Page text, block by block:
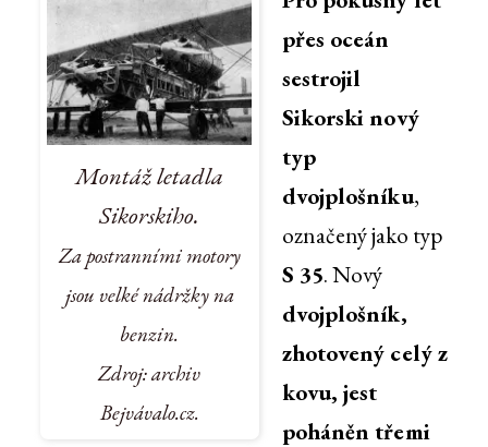
Montáž letadla
Sikorskiho.
Za postranními motory
jsou velké nádržky na
benzin.
Zdroj: archiv
Bejvávalo.cz.
přes oceán
sestrojil
Sikorski nový
typ
dvojplošníku,
označený jako typ
S 35. Nový
dvojplošník,
zhotovený celý z
kovu, jest
poháněn třemi